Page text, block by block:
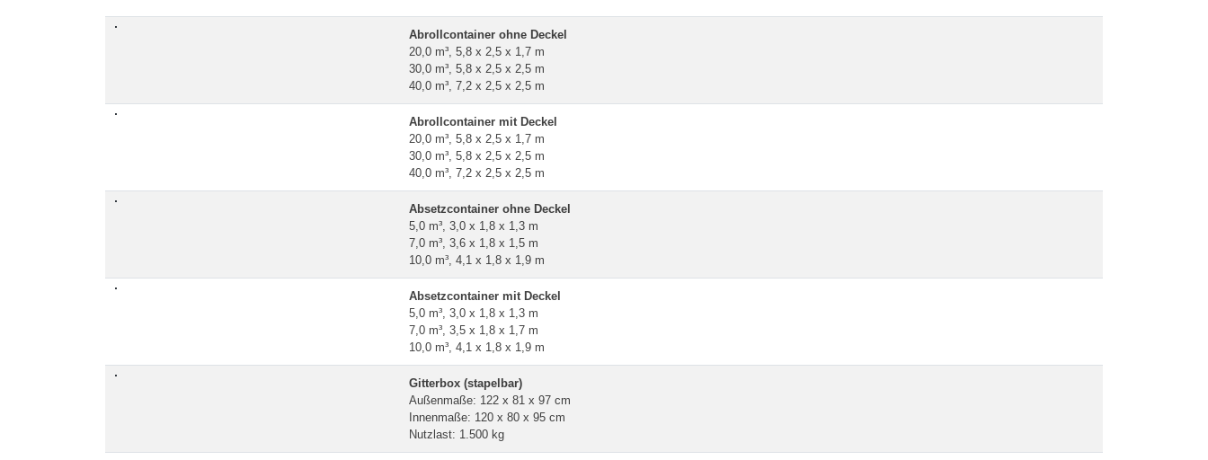
Abrollcontainer ohne Deckel
20,0 m³, 5,8 x 2,5 x 1,7 m
30,0 m³, 5,8 x 2,5 x 2,5 m
40,0 m³, 7,2 x 2,5 x 2,5 m
Abrollcontainer mit Deckel
20,0 m³, 5,8 x 2,5 x 1,7 m
30,0 m³, 5,8 x 2,5 x 2,5 m
40,0 m³, 7,2 x 2,5 x 2,5 m
Absetzcontainer ohne Deckel
5,0 m³, 3,0 x 1,8 x 1,3 m
7,0 m³, 3,6 x 1,8 x 1,5 m
10,0 m³, 4,1 x 1,8 x 1,9 m
Absetzcontainer mit Deckel
5,0 m³, 3,0 x 1,8 x 1,3 m
7,0 m³, 3,5 x 1,8 x 1,7 m
10,0 m³, 4,1 x 1,8 x 1,9 m
Gitterbox (stapelbar)
Außenmaße: 122 x 81 x 97 cm
Innenmaße: 120 x 80 x 95 cm
Nutzlast: 1.500 kg